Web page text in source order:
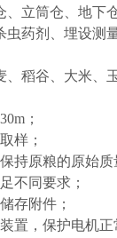
、立筒仓、地下
药剂、埋设测
稻谷、大米、
；
样；
持原粮的原始质
不同要求；
存附件；
置，保护电机正